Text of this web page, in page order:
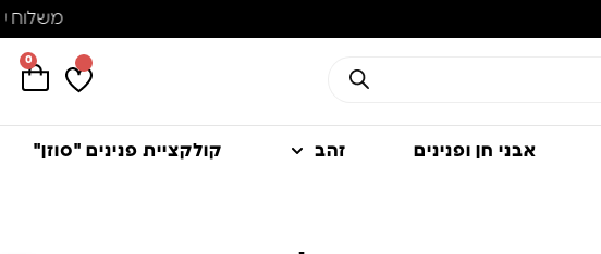
0
אבני חן ופנינים זהב קולקציית פנינים "סוזן"